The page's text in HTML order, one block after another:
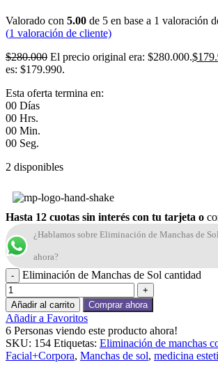
Valorado con 5.00 de 5 en base a 1 valoración
(1 valoración de cliente)
$280.000 El precio original era: $280.000.$
es: $179.990.
Esta oferta termina en:
00 Días
00 Hrs.
00 Min.
00 Seg.
2 disponibles
Hasta 12 cuotas sin interés con tu tarjeta o
¿Hablamos sobre Eliminación de Manchas de
ahora?
Eliminación de Manchas de Sol cantidad
Añadir al carrito Comprar ahora
Añadir a Favoritos
6 Personas viendo este producto ahora!
SKU: 154 Etiquetas: Eliminación de manchas
Facial+Corpora, Manchas de sol, medicina